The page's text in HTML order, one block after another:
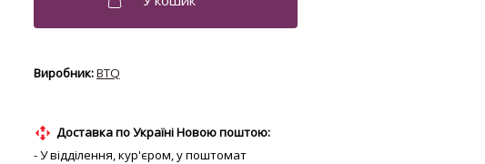
BTQ
Доставка по Україні Новою поштою:
- У відділення, кур'єром, у поштомат